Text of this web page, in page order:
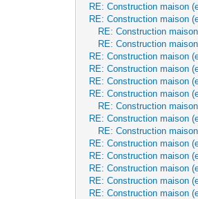
RE: Construction maison
RE: Construction maison
RE: Construction
RE: Construction
RE: Construction maison
RE: Construction maison
RE: Construction maison
RE: Construction maison
RE: Construction
RE: Construction maison
RE: Construction
RE: Construction maison
RE: Construction maison
RE: Construction maison
RE: Construction maison
RE: Construction maison